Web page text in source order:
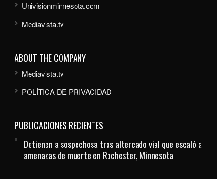
Univisionminnesota.com
Mediavista.tv
ABOUT THE COMPANY
Mediavista.tv
POLÍTICA DE PRIVACIDAD
PUBLICACIONES RECIENTES
Detienen a sospechosa tras altercado vial que escaló a
amenazas de muerte en Rochester, Minnesota